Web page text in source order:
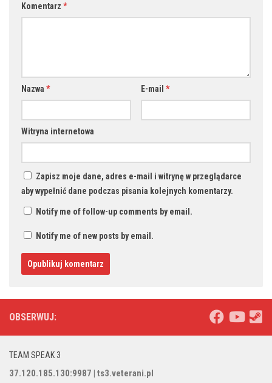
Komentarz *
Nazwa * E-mail *
Witryna internetowa
Zapisz moje dane, adres e-mail i witrynę w przeglądarce
aby wypełnić dane podczas pisania kolejnych komentarzy.
Notify me of follow-up comments by email.
Notify me of new posts by email.
OBSERWUJ:
TEAM SPEAK 3
37.120.185.130:9987 | ts3.veterani.pl